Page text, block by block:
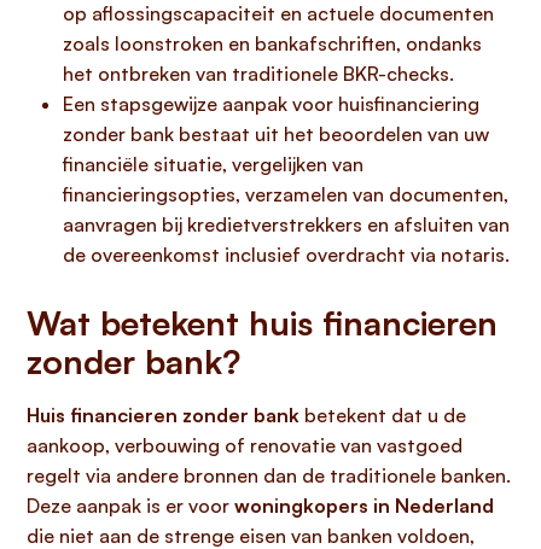
op aflossingscapaciteit en actuele documenten
zoals loonstroken en bankafschriften, ondanks
het ontbreken van traditionele BKR-checks.
Een stapsgewijze aanpak voor huisfinanciering
zonder bank bestaat uit het beoordelen van uw
financiële situatie, vergelijken van
financieringsopties, verzamelen van documenten,
aanvragen bij kredietverstrekkers en afsluiten van
de overeenkomst inclusief overdracht via notaris.
Wat betekent huis financieren
zonder bank?
Huis financieren zonder bank betekent dat u de
aankoop, verbouwing of renovatie van vastgoed
regelt via andere bronnen dan de traditionele banken.
Deze aanpak is er voor woningkopers in Nederland
die niet aan de strenge eisen van banken voldoen,